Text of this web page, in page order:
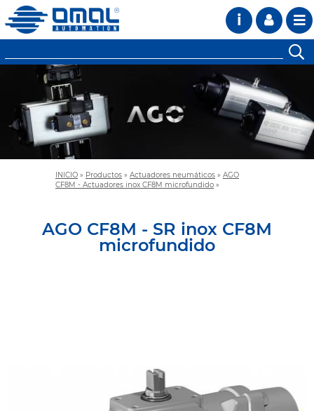
i
INICIO » Productos » Actuadores neumáticos » AGO
CF8M - Actuadores inox CF8M microfundido »
AGO CF8M - SR inox CF8M
microfundido